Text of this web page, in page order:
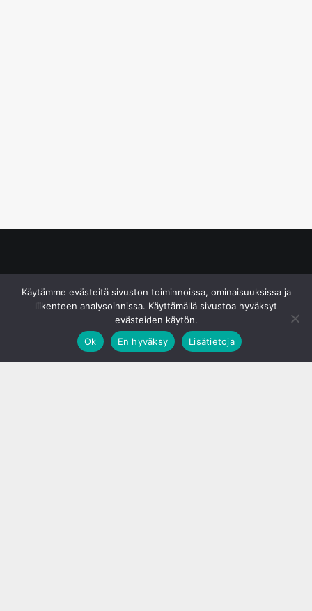
Käytämme evästeitä sivuston toiminnoissa, ominaisuuksissa ja
liikenteen analysoinnissa. Käyttämällä sivustoa hyväksyt
evästeiden käytön.
Ok
En hyväksy Lisätietoja